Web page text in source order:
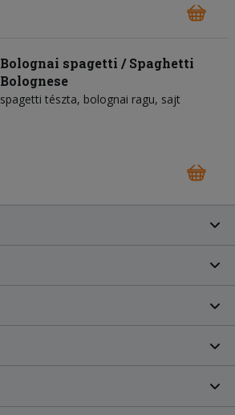
Bolognai spagetti / Spaghetti
Bolognese
spagetti tészta bolognai ragu sajt